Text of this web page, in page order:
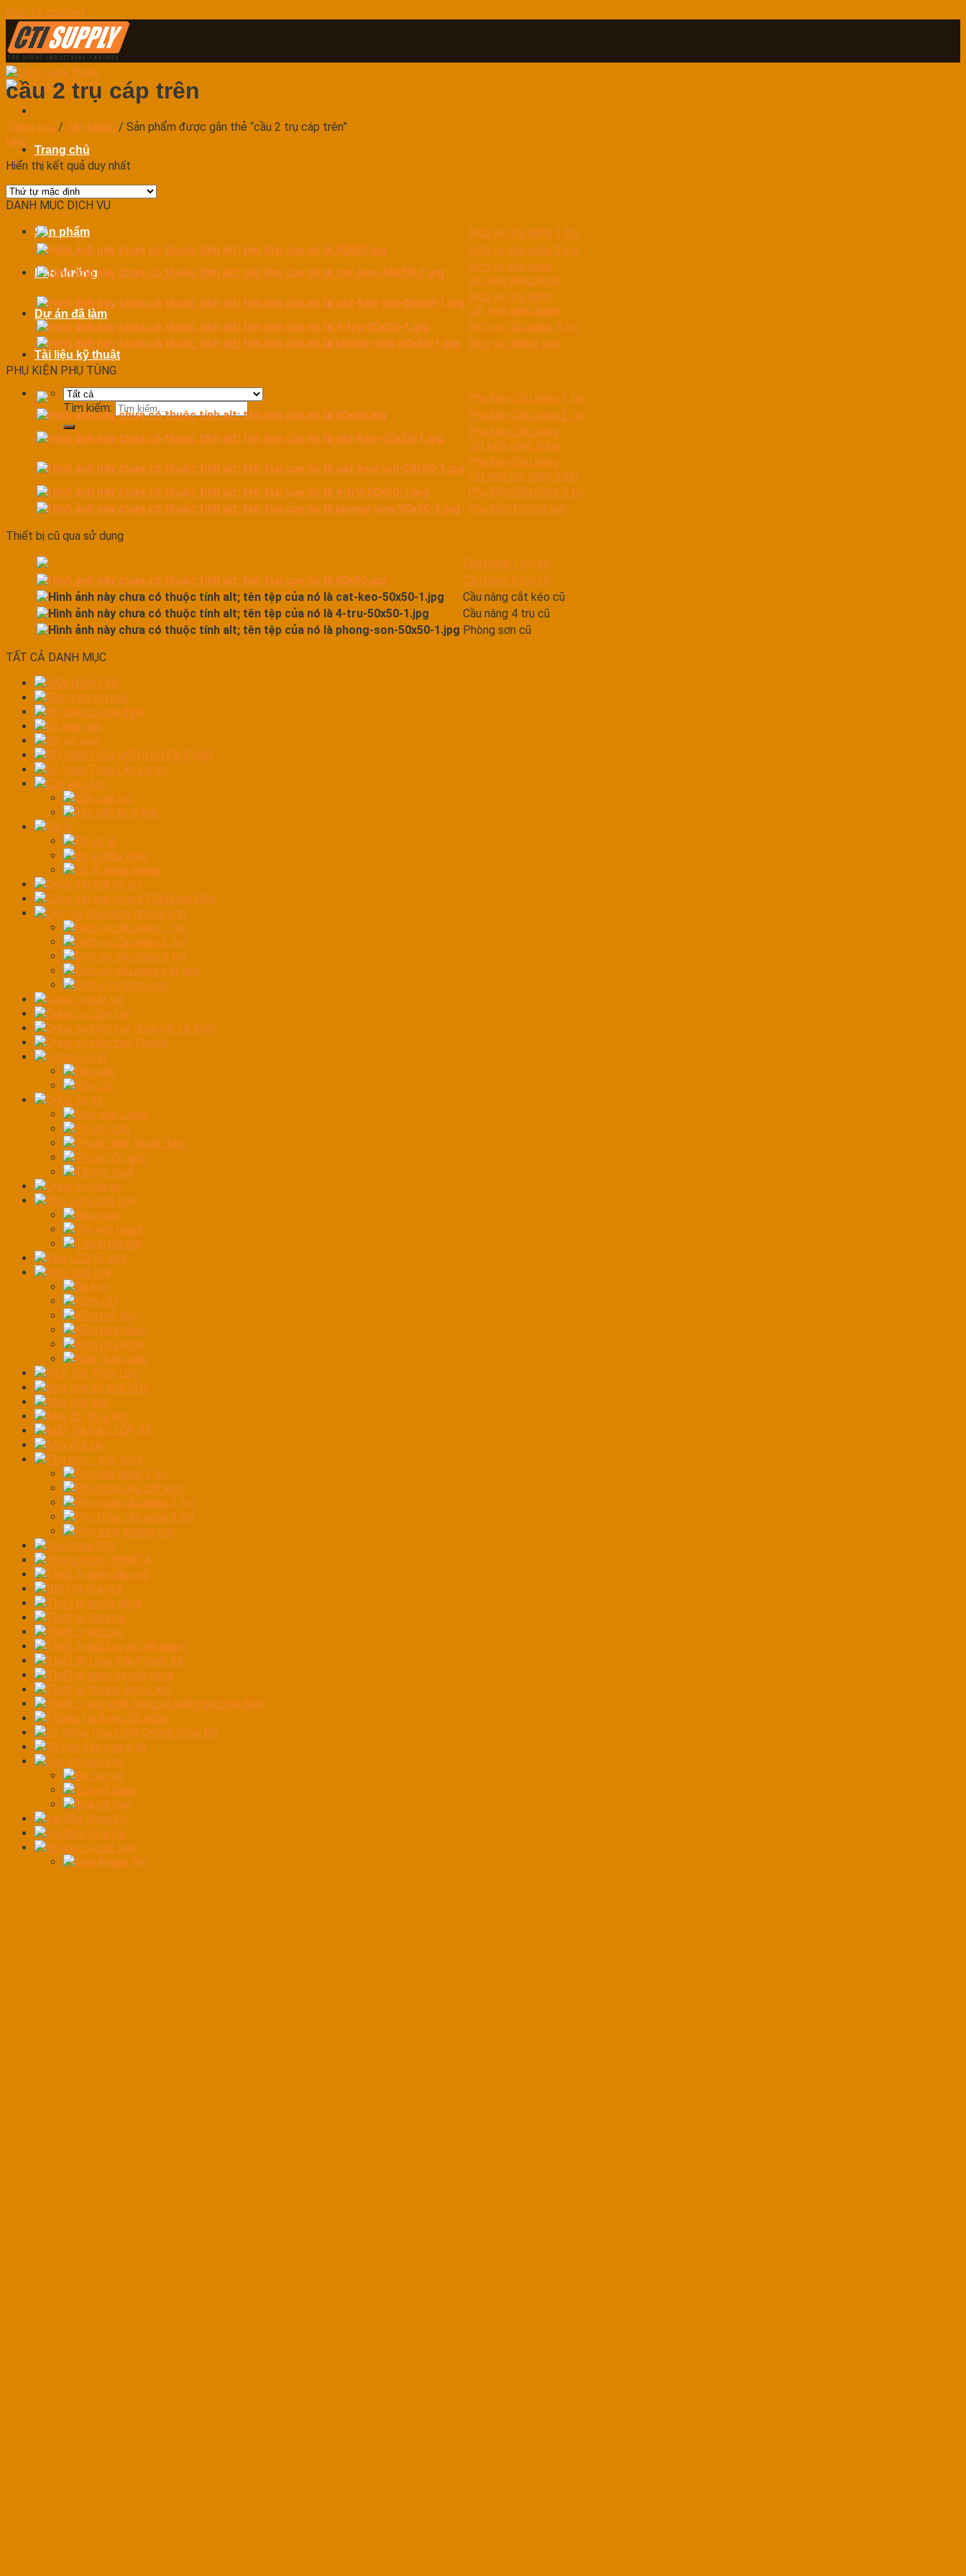
Skip to content
Trang chủ
Dịch vụ
Sản phẩm
Bảo dưỡng
Dự án đã làm
Tài liệu kỹ thuật
Tìm kiếm:
cầu 2 trụ cáp trên
Trang chủ / Sản phẩm / Sản phẩm được gắn thẻ “cầu 2 trụ cáp trên”
Lọc
Hiển thị kết quả duy nhất
DANH MỤC DỊCH VỤ
Dịch vụ cầu nâng 1 trụ
Dịch vụ cầu nâng 2 trụ
Dịch vụ cầu nâng
cắt kéo nâng bụng
Dịch vụ cầu nâng
cắt kéo nâng bánh
Dịch vụ cầu nâng 4 trụ
Dịch vụ phòng sơn
PHỤ KIỆN PHỤ TÙNG
Phụ kiện Cầu nâng 1 trụ
Phụ kiện Cầu nâng 2 trụ
Phụ kiện Cầu nâng
cắt kéo nâng bụng
Phụ kiện Cầu nâng
cắt kéo lớn nâng bánh
Phụ kiện Cầu nâng 4 trụ
Phụ kiện Phòng sơn
Thiết bị cũ qua sử dụng
Cầu nâng 1 trụ cũ
Cầu nâng 2 trụ cũ
Cầu nâng cắt kéo cũ
Cầu nâng 4 trụ cũ
Phòng sơn cũ
TẤT CẢ DANH MỤC
BÀN NÁNG XE
Bình tích khí nén
Bộ dụng cụ gia đình
Bộ kéo nắn
Bộ lục giác
BỘ VAM CẢO MỞ CHUYÊN DỤNG
Bộ Vam Tháo Lắp Lò Xo
Cần xiết lực
Cần cân lực
Tay vặn tự động
Cờ lê
Bộ cờ lê
cờ lê đầu vòng
Cờ lê vòng miệng
Cuộn dây hơi tự rút
Cuộn dây hơi tự rút TEKO dài 20m
Dịch vụ cầu nâng-phòng sơn
Dịch vụ cầu nâng 1 trụ
Dịch vụ cầu nâng 2 trụ
Dịch vụ cầu nâng 4 trụ
Dịch vụ cầu nâng cắt kéo
Dịch vụ phòng sơn
Dụng cụ bắt vít
Dụng cụ cầm tay
Dụng cụ cầm tay dùng pin và điện
Dụng cụ cầm tay Toptul
Dụng cụ cắt
Dao gấp
Kìm cắt
Dụng cụ đo
Máy cân Laser
Thước cặp
Thước dây, thước kéo
Thước đo góc
Thước thuỷ
Dụng cụ rửa xe
Đầu Tuýp các loại
Đầu tuýp
Tay vặn nhanh
Thanh nối dài
Đèn LED tổ ong
Kềm các loại
Bộ kìm
Kềm cắt
Kềm mỏ quạ
Kềm mũi bằng
Kềm mũi nhọn
Kiềm tuốc dây
Kích Đội Thủy Lực
Máy bắn đá khô CO2
Máy chà sàn
Máy Ép thủy lực
MÁY RA VÀO LỐP XE
Máy rửa xe
Phụ kiện - phụ tùng
Phụ cầu nâng 1 trụ
Phụ tùng cầu cắt kéo
Phụ tùng cầu nâng 2 trụ
Phụ tùng cầu nâng 4 trụ
Phụ tùng phòng sơn
Tay Quay 360
Thang nhôm YUMITA
Thiết bị bơm dầu mỡ
thiết bị chà nhá
Thiết bị chiếu sáng
Thiết bị Gara cũ
Thiết bị hút bụi
Thiết bị hút bụi và chà nhám
Thiết Bị Láng Đĩa Phanh Xe
Thiết bị nâng hạ cầu nâng
Thiết Bị Ngành Điện Lạnh
Thiết bị sạc khởi động và kiểm tra bình điện
Thùng, túi đựng đồ nghề
Tủ Đựng Hóa Chất Chống Cháy Nổ
Tủ hấp đèn pha ô tô
Tua vít các loại
Bộ tua vít
Tua vít bake
Tua vít dẹp
Xe Đẩy Dụng Cụ
Xe Nằm Sửa Xe
YDụng cụ các loại
Máy khoan Pin